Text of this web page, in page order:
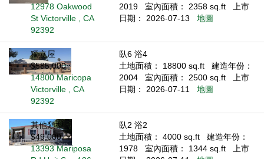
12978 Oakwood
St Victorville , CA
92392
2019
室內面積： 2358 sq.ft
上市
日期： 2026-07-13
地圖
獨立屋
$585,000
14800 Maricopa
Victorville , CA
92392
臥6 浴4
土地面積： 18800 sq.ft
建造年份：
2004
室內面積： 2500 sq.ft
上市
日期： 2026-07-11
地圖
其他類型
$49,000
13393 Mariposa
臥2 浴2
土地面積： 4000 sq.ft
建造年份：
1978
室內面積： 1344 sq.ft
上市